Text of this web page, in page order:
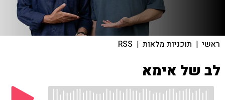
ראשי | תוכניות מלאות |
RSS
לב של אימא